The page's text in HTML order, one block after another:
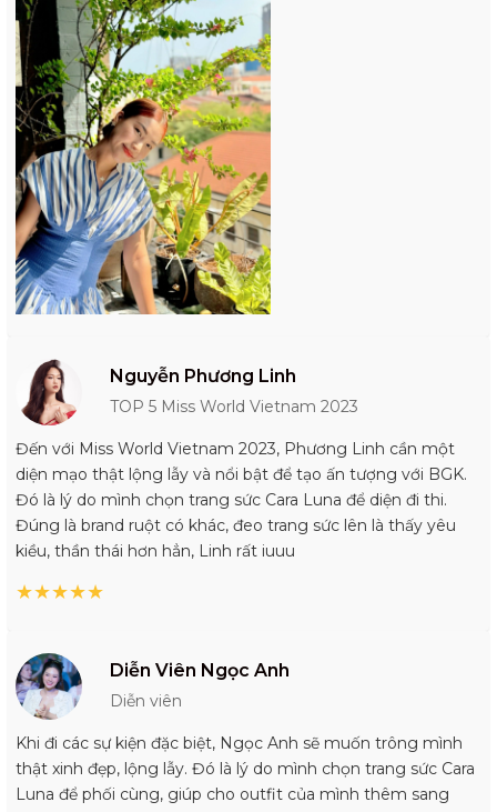
Nguyễn Phương Linh
TOP 5 Miss World Vietnam 2023
Đến với Miss World Vietnam 2023, Phương Linh cần một
diện mạo thật lộng lẫy và nổi bật để tạo ấn tượng với BGK.
Đó là lý do mình chọn trang sức Cara Luna để diện đi thi.
Đúng là brand ruột có khác, đeo trang sức lên là thấy yêu
kiều, thần thái hơn hẳn, Linh rất iuuu
★★★★★
Diễn Viên Ngọc Anh
Diễn viên
Khi đi các sự kiện đặc biệt, Ngọc Anh sẽ muốn trông mình
thật xinh đẹp, lộng lẫy. Đó là lý do mình chọn trang sức Cara
Luna để phối cùng, giúp cho outfit của mình thêm sang